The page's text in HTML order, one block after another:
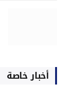
أخبار خاصة